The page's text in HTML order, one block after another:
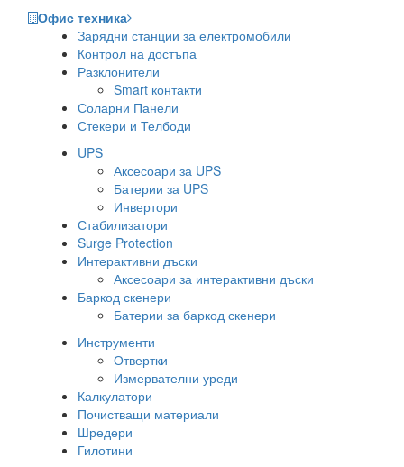
Офис техника
Зарядни станции за електромобили
Контрол на достъпа
Разклонители
Smart контакти
Соларни Панели
Стекери и Телбоди
UPS
Аксесоари за UPS
Батерии за UPS
Инвертори
Стабилизатори
Surge Protection
Интерактивни дъски
Аксесоари за интерактивни дъски
Баркод скенери
Батерии за баркод скенери
Инструменти
Отвертки
Измервателни уреди
Калкулатори
Почистващи материали
Шредери
Гилотини